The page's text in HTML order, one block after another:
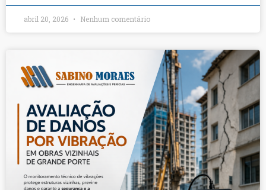
abril 20, 2026 Nenhum comentário